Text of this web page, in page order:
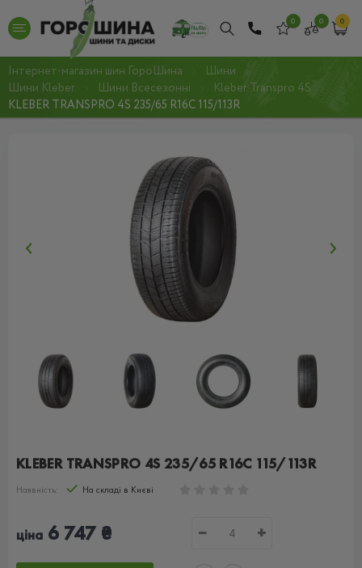
0 0 0
Інтернет-магазин шин ГороШина
Шини
Шини Kleber
Шини Всесезонні
Kleber Transpro 4S
KLEBER TRANSPRO 4S 235/65 R16C 115/113R
KLEBER TRANSPRO 4S 235/65 R16C 115/113R
Наявність: На складі в Києві
ціна 6 747 ₴ − +